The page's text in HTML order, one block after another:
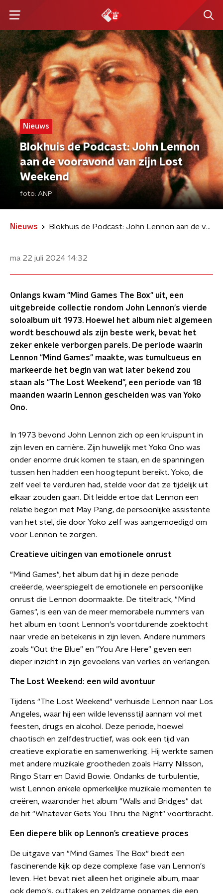
Nieuws
Blokhuis de Podcast: John Lennon
aan de vooravond van zijn Lost
Weekend
foto: ANP
Nieuws Blokhuis de Podcast: John Lennon aan de vooravond van zijn Lost Weekend
ma 22 juli 2024 14:32
Onlangs kwam "Mind Games The Box" uit, een
uitgebreide collectie rondom John Lennon's vierde
soloalbum uit 1973. Hoewel het album niet algemeen
wordt beschouwd als zijn beste werk, bevat het
zeker enkele verborgen parels. De periode waarin
Lennon "Mind Games" maakte, was tumultueus en
markeerde het begin van wat later bekend zou
staan als "The Lost Weekend", een periode van 18
maanden waarin Lennon gescheiden was van Yoko
Ono.
In 1973 bevond John Lennon zich op een kruispunt in
zijn leven en carrière. Zijn huwelijk met Yoko Ono was
onder enorme druk komen te staan, en de spanningen
tussen hen hadden een hoogtepunt bereikt. Yoko, die
zelf veel te verduren had, stelde voor dat ze tijdelijk uit
elkaar zouden gaan. Dit leidde ertoe dat Lennon een
relatie begon met May Pang, de persoonlijke assistente
van het stel, die door Yoko zelf was aangemoedigd om
voor Lennon te zorgen.
Creatieve uitingen van emotionele onrust
"Mind Games", het album dat hij in deze periode
creëerde, weerspiegelt de emotionele en persoonlijke
onrust die Lennon doormaakte. De titeltrack, "Mind
Games", is een van de meer memorabele nummers van
het album en toont Lennon's voortdurende zoektocht
naar vrede en betekenis in zijn leven. Andere nummers
zoals "Out the Blue" en "You Are Here" geven een
dieper inzicht in zijn gevoelens van verlies en verlangen.
The Lost Weekend: een wild avontuur
Tijdens "The Lost Weekend" verhuisde Lennon naar Los
Angeles, waar hij een wilde levensstijl aannam vol met
feesten, drugs en alcohol. Deze periode, hoewel
chaotisch en zelfdestructief, was ook een tijd van
creatieve exploratie en samenwerking. Hij werkte samen
met andere muzikale grootheden zoals Harry Nilsson,
Ringo Starr en David Bowie. Ondanks de turbulentie,
wist Lennon enkele opmerkelijke muzikale momenten te
creëren, waaronder het album "Walls and Bridges" dat
de hit "Whatever Gets You Thru the Night" voortbracht.
Een diepere blik op Lennon’s creatieve proces
De uitgave van "Mind Games The Box" biedt een
fascinerende kijk op deze complexe fase van Lennon's
leven. Het bevat niet alleen het originele album, maar
ook demo's, outtakes en zeldzame opnames die een